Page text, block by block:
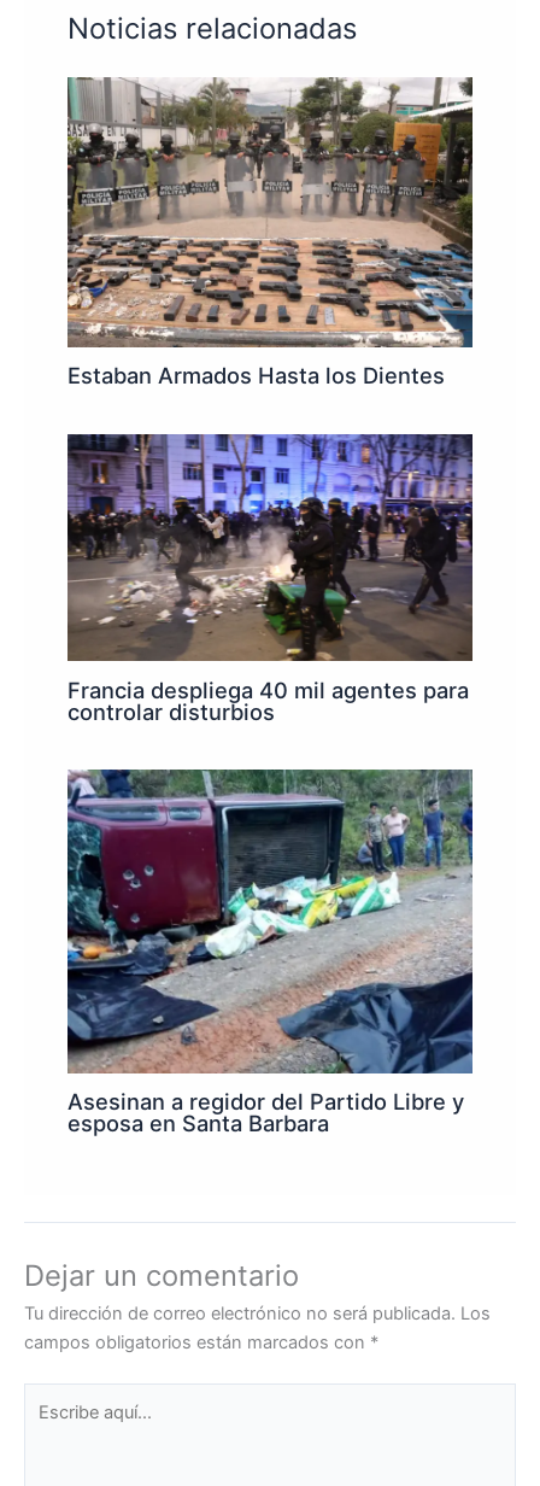
Noticias relacionadas
Estaban Armados Hasta los Dientes
Francia despliega 40 mil agentes para
controlar disturbios
Asesinan a regidor del Partido Libre y
esposa en Santa Barbara
Dejar un comentario
Tu dirección de correo electrónico no será publicada. Los
campos obligatorios están marcados con *
aquí...